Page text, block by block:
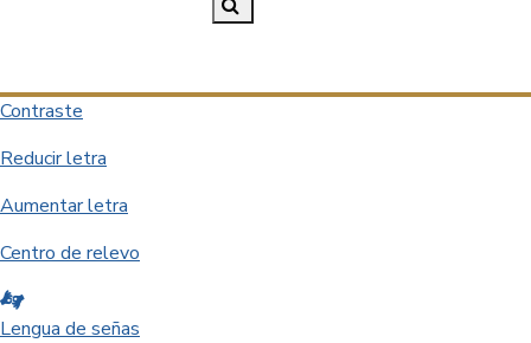
Contraste
Reducir letra
Aumentar letra
Centro de relevo
Lengua de señas